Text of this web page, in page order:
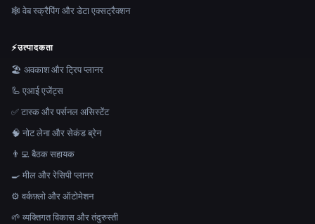
🕸️ वेब स्क्रैपिंग और डेटा एक्सट्रैक्शन
⚡उत्पादकता
🏖 अवकाश और ट्रिप प्लानर
🦾 एआई एजेंट्स
✅ टास्क और पर्सनल असिस्टेंट
🧠 नोट लेना और सेकंड ब्रेन
👨‍💻 बैठक सहायक
🍳 मील और रेसिपी प्लानर
⚙️ वर्कफ़्लो और ऑटोमेशन
🌱 व्यक्तिगत विकास और तंदुरुस्ती